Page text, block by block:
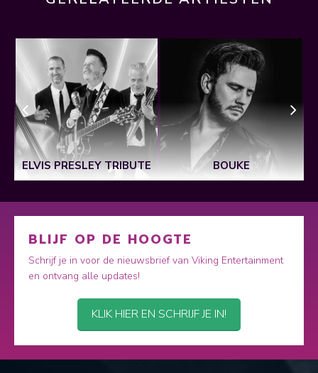
ELVIS PRESLEY TRIBUTE BOUKE
BLIJF OP DE HOOGTE
Schrijf je in voor de nieuwsbrief van Viking Entertainment
en ontvang alle updates!
KLIK HIER EN SCHRIJF JE IN!